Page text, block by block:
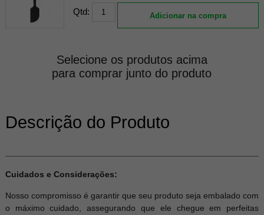
Qtd:
Adicionar na compra
Selecione os produtos acima
para comprar junto do produto
Descrição do Produto
Cuidados e Considerações:
Nosso compromisso é garantir que seu produto seja embalado com
o máximo cuidado, assegurando que ele chegue em perfeitas